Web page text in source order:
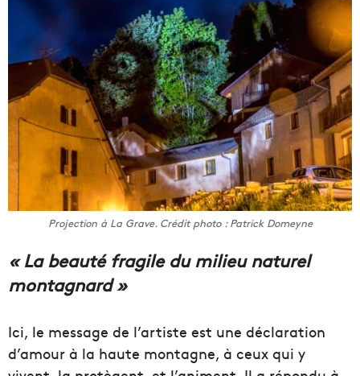
Projection à La Grave. Crédit photo : Patrick Domeyne
« La beauté fragile du milieu naturel
montagnard »
Ici, le message de l’artiste est une déclaration
d’amour à la haute montagne, à ceux qui y